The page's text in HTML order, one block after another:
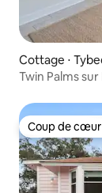
Cottage ⋅
Twin Palms
Coup de
Coup de